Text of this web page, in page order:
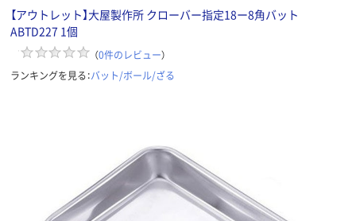
【アウトレット】大屋製作所 クローバー指定18ー8角バット
ABTD227 1個
（0件のレビュー）
ランキングを見る：バット/ボール/ざる